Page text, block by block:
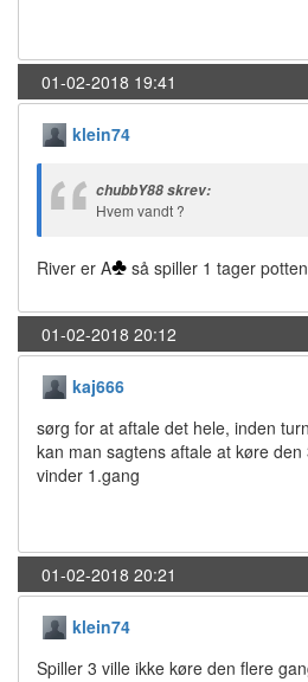
01-02-2018 19:41
klein74
chubbY88 skrev:
Hvem vandt ?
River er A♣ så spiller 1 tager potten
01-02-2018 20:12
kaj666
sørg for at aftale det hele, inden
kan man sagtens aftale at køre
vinder 1.gang
01-02-2018 20:21
klein74
Spiller 3 ville ikke køre den flere